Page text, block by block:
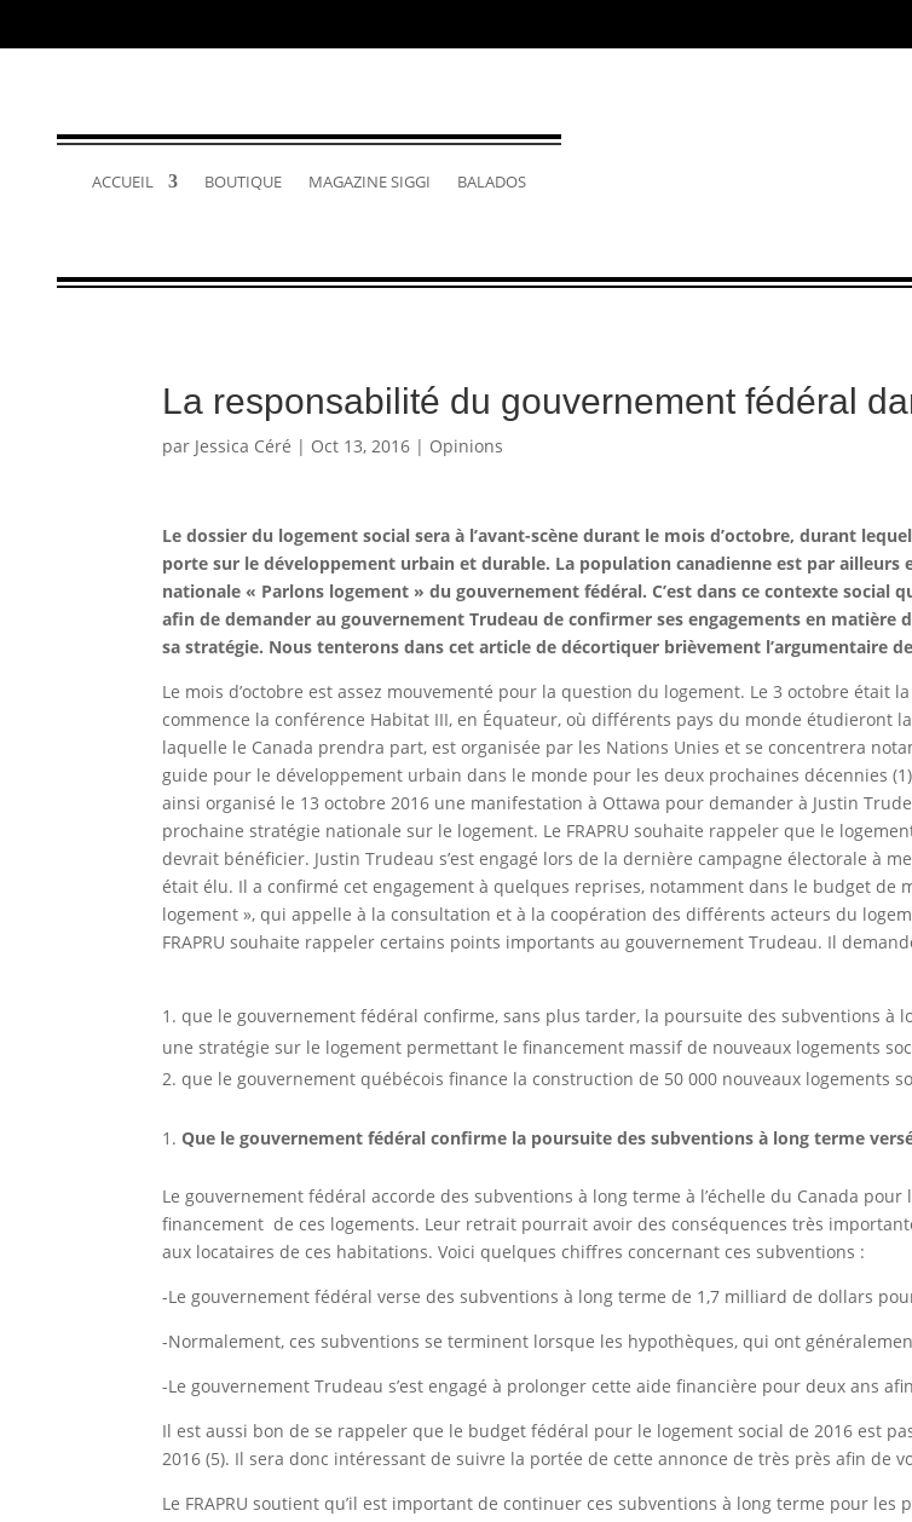
ACCUEIL BOUTIQUE MAGAZINE SIGGI BALADOS
La responsabilité du gouvernement fédéral
par Jessica Céré | Oct 13, 2016 | Opinions
Le dossier du logement social sera à l’avant-scène durant le mois d’octobre, durant
porte sur le développement urbain et durable. La population canadienne est par
nationale « Parlons logement » du gouvernement fédéral. C’est dans ce contexte social
afin de demander au gouvernement Trudeau de confirmer ses engagements en
sa stratégie. Nous tenterons dans cet article de décortiquer brièvement l’argumentaire
Le mois d’octobre est assez mouvementé pour la question du logement. Le 3 octobre était
commence la conférence Habitat III, en Équateur, où différents pays du monde étudieront
laquelle le Canada prendra part, est organisée par les Nations Unies et se concentrera
guide pour le développement urbain dans le monde pour les deux prochaines décennies
ainsi organisé le 13 octobre 2016 une manifestation à Ottawa pour demander à Justin
prochaine stratégie nationale sur le logement. Le FRAPRU souhaite rappeler que le
devrait bénéficier. Justin Trudeau s’est engagé lors de la dernière campagne électorale à
était élu. Il a confirmé cet engagement à quelques reprises, notamment dans le budget de
logement », qui appelle à la consultation et à la coopération des différents acteurs du
FRAPRU souhaite rappeler certains points importants au gouvernement Trudeau. Il
que le gouvernement fédéral confirme, sans plus tarder, la poursuite des subventions à
une stratégie sur le logement permettant le financement massif de nouveaux logements
que le gouvernement québécois finance la construction de 50 000 nouveaux logements
Que le gouvernement fédéral confirme la poursuite des subventions à long terme
Le gouvernement fédéral accorde des subventions à long terme à l’échelle du Canada
financement de ces logements. Leur retrait pourrait avoir des conséquences très
aux locataires de ces habitations. Voici quelques chiffres concernant ces subventions :
-Le gouvernement fédéral verse des subventions à long terme de 1,7 milliard de dollars
-Normalement, ces subventions se terminent lorsque les hypothèques, qui ont
-Le gouvernement Trudeau s’est engagé à prolonger cette aide financière pour deux ans
Il est aussi bon de se rappeler que le budget fédéral pour le logement social de 2016 est
2016 (5). Il sera donc intéressant de suivre la portée de cette annonce de très près afin de
Le FRAPRU soutient qu’il est important de continuer ces subventions à long terme pour